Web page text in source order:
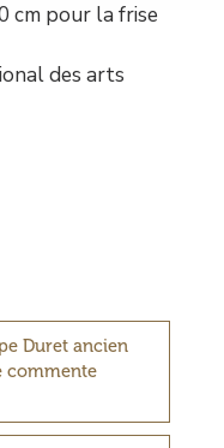
cm pour la frise
des arts
Duret ancien
commente